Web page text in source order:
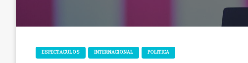
ESPECTACULOS INTERNACIONAL POLITICA